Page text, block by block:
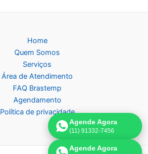
Home
Quem Somos
Serviços
Área de Atendimento
FAQ Brastemp
Agendamento
Política de privacidade
Agende Agora
(11) 91332-7456
Agende Agora